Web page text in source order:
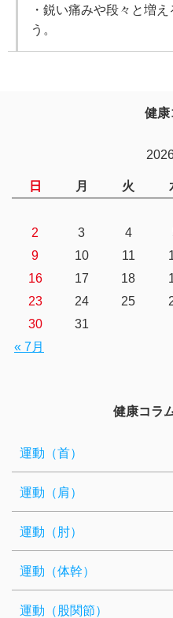
・鋭い痛みや段々と増
う。
健康
日 月 火
« 7月
2
3 4
9
10 11
16
17 18
23
24 25
30
31
健康コラ
運動（首）
運動（肩）
運動（肘）
運動（体幹）
運動（股関節）